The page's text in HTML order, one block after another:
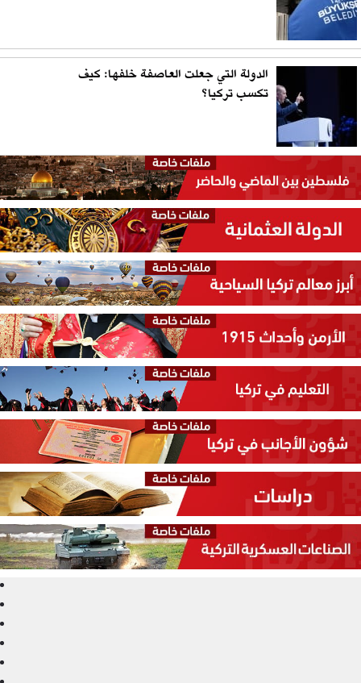
الدولة التي جعلت العاصفة خلفها: كيف
تكسب تركيا؟